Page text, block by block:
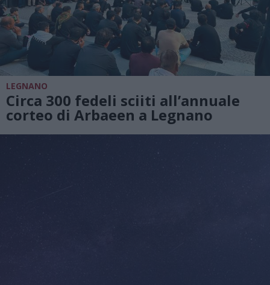
LEGNANO
Circa 300 fedeli sciiti all’annuale
corteo di Arbaeen a Legnano